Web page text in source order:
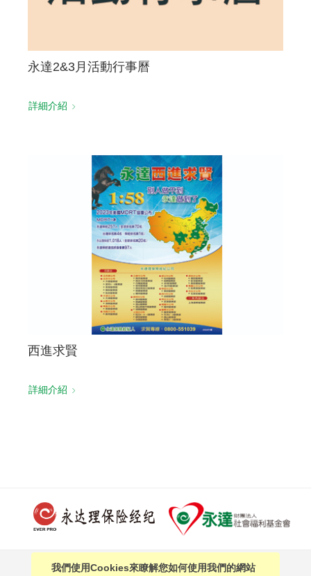
永達2&3月活動行事曆
詳細介紹
西進求賢
詳細介紹
我們使用Cookies來瞭解您如何使用我們的網站